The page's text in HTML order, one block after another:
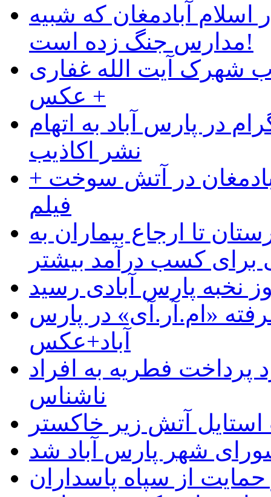
آبادمغان که شبیه
مدارس جنگ زده است!
شهرک آیت الله غفاری
+ عکس
در پارس آباد به اتهام
نشر اکاذیب
در آتش سوخت +
فیلم
تا ارجاع بیماران به
کسب درآمد بیشتر
نخبه پارس آبادی رسید
«ام.آر.آی» در پارس
آباد+عکس
پرداخت فطریه به افراد
ناشناس
آتش زیر خاکستر
شهر پارس آباد شد
از سپاه پاسداران